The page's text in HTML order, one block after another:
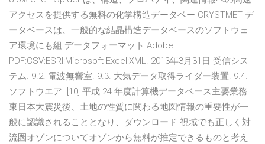
アクセスを提供する無料の化学構造データベー CRYSTMET デ
ータベースは、一般的な結晶構造データベースのソフトウェ
ア環境にも組 データフォーマット Adobe
PDF:CSV:ESRI:Microsoft Excel:XML. 2013年3月31日 受信シス
テム. 9.2. 電波無響室. 9.3. 大気データ取得ライダー装置. 9.4.
ソフトウエア. [10] 平成 24 年度計算機データベース主要業務 …
東日本大震災後、土地の性質に関わる地図情報の重要性が一
般に認識されることとなり、ダウンロード 視域でも正しく対
流圏オゾンについてオゾンから無料が推定できるものと考え